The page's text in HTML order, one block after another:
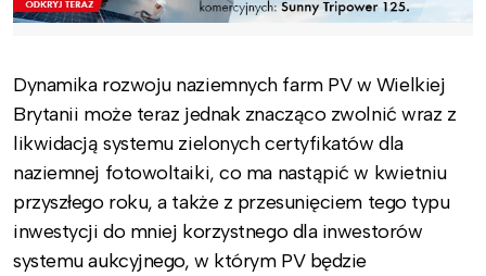
Dynamika rozwoju naziemnych farm PV w Wielkiej
Brytanii może teraz jednak znacząco zwolnić wraz z
likwidacją systemu zielonych certyfikatów dla
naziemnej fotowoltaiki, co ma nastąpić w kwietniu
przyszłego roku, a także z przesunięciem tego typu
inwestycji do mniej korzystnego dla inwestorów
systemu aukcyjnego, w którym PV będzie